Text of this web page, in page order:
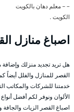
– – معلم دهان بالكويت
الكويت .
اصباغ منازل
هل تريد تجديد منزلك
القصر للمنازل والفلل أيضاً
خدمتنا للشركات والمكاتب
الألوان ونوفر لكم أفضل أنواع
اصباغ القصر الزيات